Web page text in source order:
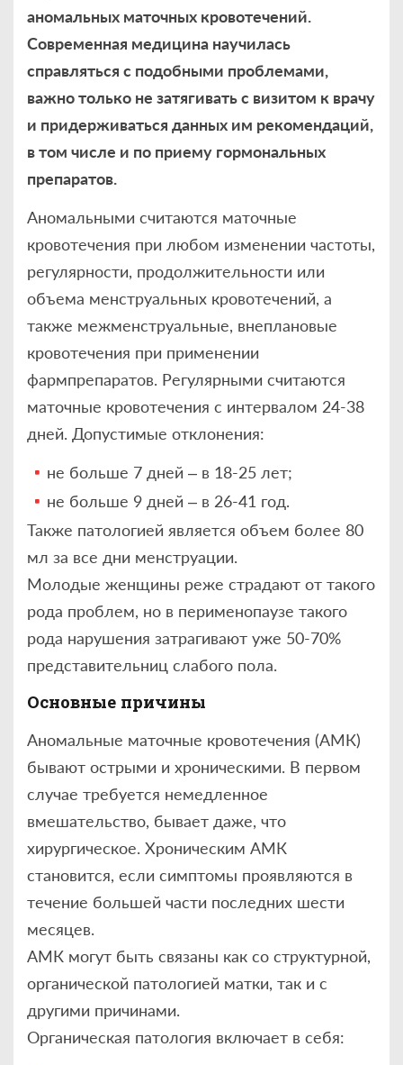
аномальных маточных кровотечений.
Современная медицина научилась
справляться с подобными проблемами,
важно только не затягивать с визитом к врачу
и придерживаться данных им рекомендаций,
в том числе и по приему гормональных
препаратов.
Аномальными считаются маточные
кровотечения при любом изменении частоты,
регулярности, продолжительности или
объема менструальных кровотечений, а
также межменструальные, внеплановые
кровотечения при применении
фармпрепаратов. Регулярными считаются
маточные кровотечения с интервалом 24-38
дней. Допустимые отклонения:
не больше 7 дней – в 18-25 лет;
не больше 9 дней – в 26-41 год.
Также патологией является объем более 80
мл за все дни менструации.
Молодые женщины реже страдают от такого
рода проблем, но в перименопаузе такого
рода нарушения затрагивают уже 50-70%
представительниц слабого пола.
Основные причины
Аномальные маточные кровотечения (АМК)
бывают острыми и хроническими. В первом
случае требуется немедленное
вмешательство, бывает даже, что
хирургическое. Хроническим АМК
становится, если симптомы проявляются в
течение большей части последних шести
месяцев.
АМК могут быть связаны как со структурной,
органической патологией матки, так и с
другими причинами.
Органическая патология включает в себя: